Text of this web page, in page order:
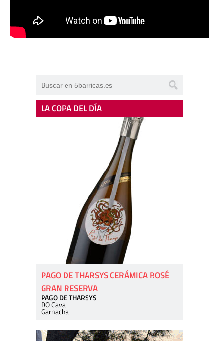
LA COPA DEL DÍA
PAGO DE THARSYS CERÁMICA ROSÉ
GRAN RESERVA
PAGO DE THARSYS
DO Cava
Garnacha